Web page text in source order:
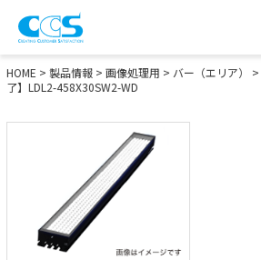
画像処理用の製品検索
HOME > 製品情報 > 画像処理用 > バー（エリア） >
了】LDL2-458X30SW2-WD